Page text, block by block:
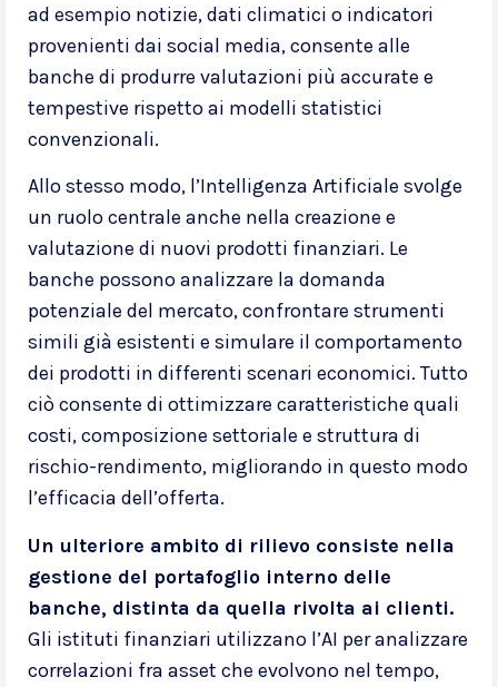
ad esempio notizie, dati climatici o indicatori
provenienti dai social media, consente alle
banche di produrre valutazioni più accurate e
tempestive rispetto ai modelli statistici
convenzionali.
Allo stesso modo, l’Intelligenza Artificiale svolge
un ruolo centrale anche nella creazione e
valutazione di nuovi prodotti finanziari. Le
banche possono analizzare la domanda
potenziale del mercato, confrontare strumenti
simili già esistenti e simulare il comportamento
dei prodotti in differenti scenari economici. Tutto
ciò consente di ottimizzare caratteristiche quali
costi, composizione settoriale e struttura di
rischio-rendimento, migliorando in questo modo
l’efficacia dell’offerta.
Un ulteriore ambito di rilievo consiste nella
gestione del portafoglio interno delle
banche, distinta da quella rivolta ai clienti.
Gli istituti finanziari utilizzano l’AI per analizzare
correlazioni fra asset che evolvono nel tempo,